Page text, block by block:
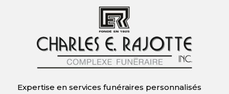
Expertise en services funéraires personnalisés